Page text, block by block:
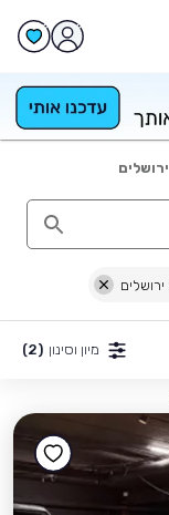
ירושלים
מיון וסינון (2)